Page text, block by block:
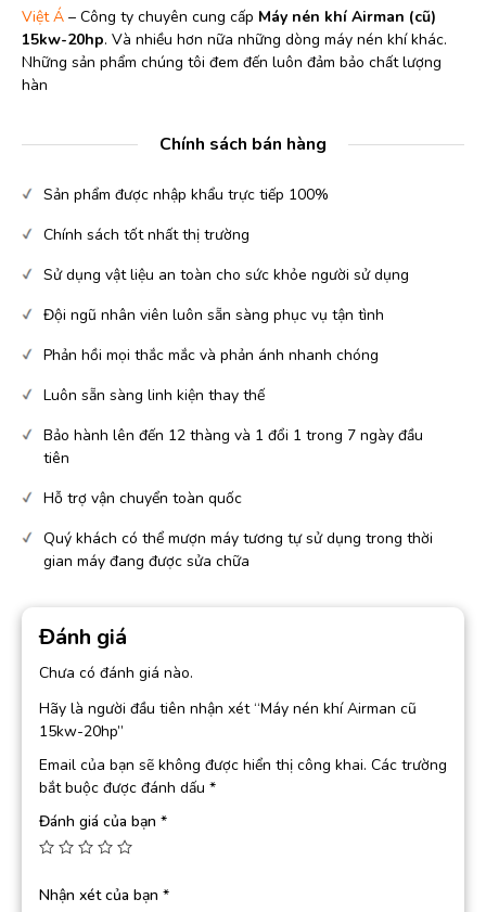
Việt Á – Công ty chuyên cung cấp Máy nén khí Airman (cũ)
15kw-20hp. Và nhiều hơn nữa những dòng máy nén khí khác.
Những sản phẩm chúng tôi đem đến luôn đảm bảo chất lượng
hàn
Chính sách bán hàng
Sản phẩm được nhập khẩu trực tiếp 100%
Chính sách tốt nhất thị trường
Sử dụng vật liệu an toàn cho sức khỏe người sử dụng
Đội ngũ nhân viên luôn sẵn sàng phục vụ tận tình
Phản hồi mọi thắc mắc và phản ánh nhanh chóng
Luôn sẵn sàng linh kiện thay thế
Bảo hành lên đến 12 thàng và 1 đổi 1 trong 7 ngày đầu
tiên
Hỗ trợ vận chuyển toàn quốc
Quý khách có thể mượn máy tương tự sử dụng trong thời
gian máy đang được sửa chữa
Đánh giá
Chưa có đánh giá nào.
Hãy là người đầu tiên nhận xét “Máy nén khí Airman cũ
15kw-20hp”
Email của bạn sẽ không được hiển thị công khai. Các trường
bắt buộc được đánh dấu *
Đánh giá của bạn *
Nhận xét của bạn *